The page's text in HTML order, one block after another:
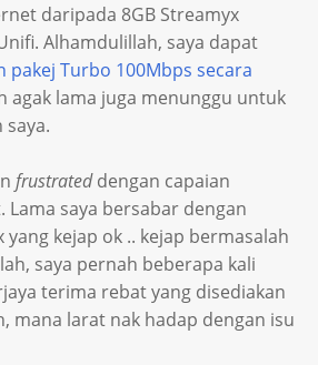
daripada 8GB Streamyx
Alhamdulillah, saya dapat
pakej Turbo 100Mbps secara
agak lama juga menunggu untuk
saya.
frustrateddengan capaian
saya bersabar dengan
yang kejap ok .. kejap bermasalah
saya pernah beberapa kali
terima rebat yang disediakan
mana larat nak hadap dengan isu